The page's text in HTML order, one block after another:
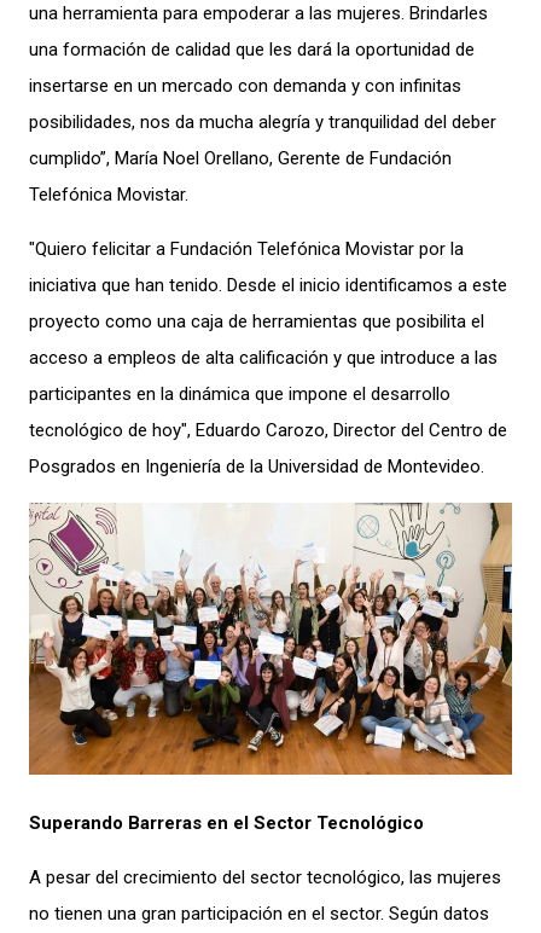
una herramienta para empoderar a las mujeres. Brindarles
una formación de calidad que les dará la oportunidad de
insertarse en un mercado con demanda y con infinitas
posibilidades, nos da mucha alegría y tranquilidad del deber
cumplido”, María Noel Orellano, Gerente de Fundación
Telefónica Movistar.
"Quiero felicitar a Fundación Telefónica Movistar por la
iniciativa que han tenido. Desde el inicio identificamos a este
proyecto como una caja de herramientas que posibilita el
acceso a empleos de alta calificación y que introduce a las
participantes en la dinámica que impone el desarrollo
tecnológico de hoy", Eduardo Carozo, Director del Centro de
Posgrados en Ingeniería de la Universidad de Montevideo.
Superando Barreras en el Sector Tecnológico
A pesar del crecimiento del sector tecnológico, las mujeres
no tienen una gran participación en el sector. Según datos